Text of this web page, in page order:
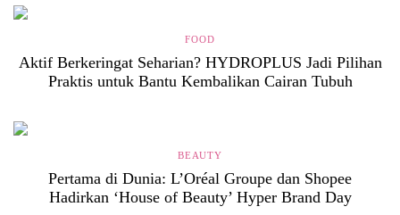
FOOD
Aktif Berkeringat Seharian? HYDROPLUS Jadi Pilihan
Praktis untuk Bantu Kembalikan Cairan Tubuh
BEAUTY
Pertama di Dunia: L’Oréal Groupe dan Shopee
Hadirkan ‘House of Beauty’ Hyper Brand Day